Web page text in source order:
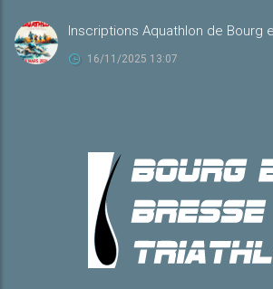
Inscriptions Aquathlon de Bourg
16/11/2025 13:07